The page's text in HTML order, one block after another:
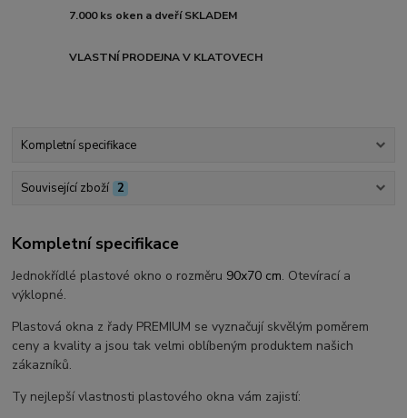
7.000 ks oken a dveří SKLADEM
VLASTNÍ PRODEJNA V KLATOVECH
Kompletní specifikace
Související zboží 2
Kompletní specifikace
Jednokřídlé plastové okno o rozměru 90x70 cm. Otevírací a
výklopné.
Plastová okna z řady PREMIUM se vyznačují skvělým poměrem
ceny a kvality a jsou tak velmi oblíbeným produktem našich
zákazníků.
Ty nejlepší vlastnosti plastového okna vám zajistí: